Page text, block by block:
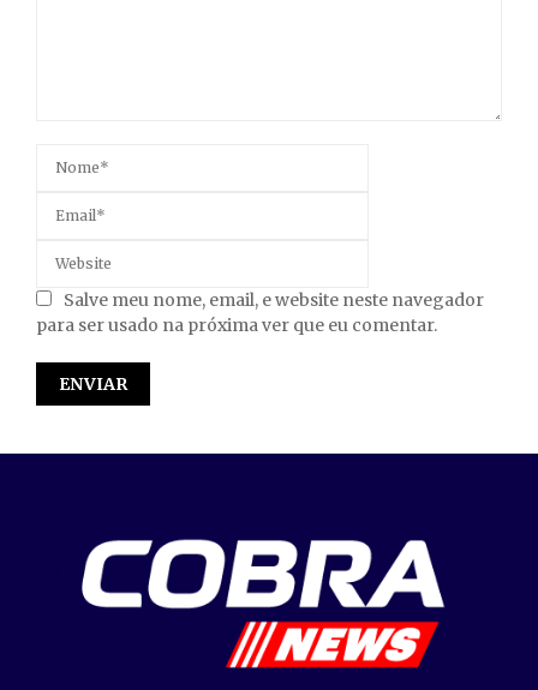
Salve meu nome, email, e website neste navegador
para ser usado na próxima ver que eu comentar.